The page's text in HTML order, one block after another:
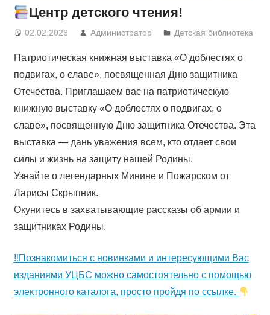
Центр детского чтения!
02.02.2026 Администратор Детская библиотека
Патриотическая книжная выставка «О доблестях о
подвигах, о славе», посвященная Дню защитника
Отечества. Приглашаем вас на патриотическую
книжную выставку «О доблестях о подвигах, о
славе», посвященную Дню защитника Отечества. Эта
выставка — дань уважения всем, кто отдает свои
силы и жизнь на защиту нашей Родины.
Узнайте о легендарных Минине и Пожарском от
Ларисы Скрыпник.
Окунитесь в захватывающие рассказы об армии и
защитниках Родины.
‼Познакомиться с новинками и интересующими Вас
изданиями УЦБС можно самостоятельно с помощью
электронного каталога, просто пройдя по ссылке.